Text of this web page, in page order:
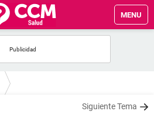
MENU
Siguiente Tema